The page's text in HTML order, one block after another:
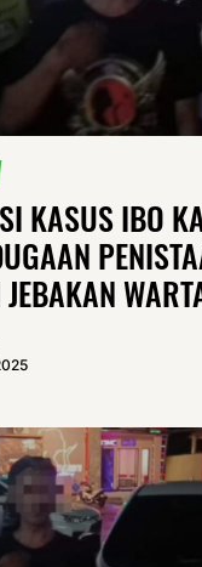
KASUS IBO